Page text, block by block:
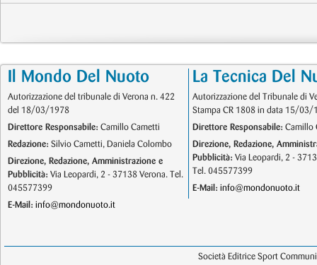
Il Mondo Del Nuoto
Autorizzazione del tribunale di Verona n. 422
del 18/03/1978
Direttore Responsabile: Camillo Cametti
Redazione: Silvio Cametti, Daniela Colombo
Direzione, Redazione, Amministrazione e
Pubblicità: Via Leopardi, 2 - 37138 Verona. Tel.
045577399
E-Mail: info@mondonuoto.it
La Tecnica Del
Autorizzazione del Tribunale di
Stampa CR 1808 in data 15/03/
Direttore Responsabile: Camillo
Direzione, Redazione,
Pubblicità: Via Leopardi, 2 -
Tel. 045577399
E-Mail: info@mondonuoto.it
Società Editrice Sport